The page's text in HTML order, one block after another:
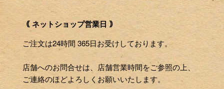
｟ ネットショップ営業日 ｠
ご注文は24時間 365日お受けしております。
店舗へのお問合せは、店舗営業時間をご参照の上、
ご連絡のほどよろしくお願いいたします。